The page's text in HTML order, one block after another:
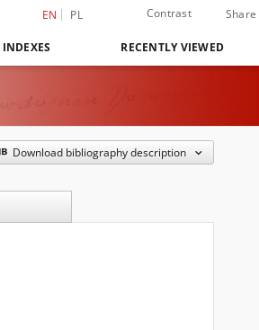
EN PL Contrast Share
INDEXES RECENTLY VIEWED
Download bibliography description